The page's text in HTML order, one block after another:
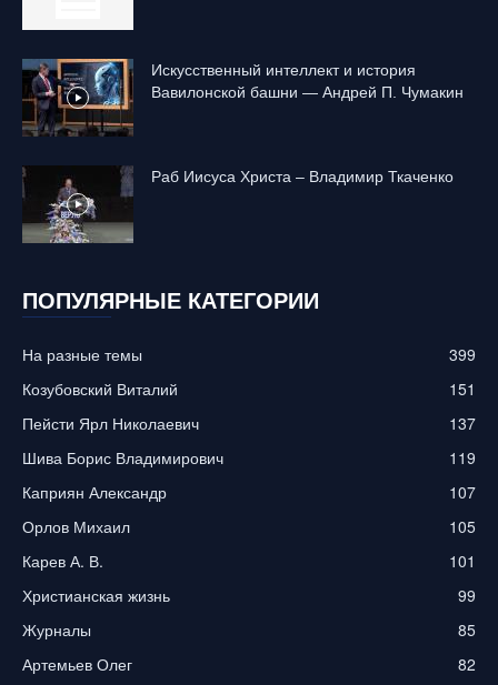
Искусственный интеллект и история
Вавилонской башни — Андрей П. Чумакин
Раб Иисуса Христа – Владимир Ткаченко
ПОПУЛЯРНЫЕ КАТЕГОРИИ
На разные темы
399
Козубовский Виталий
151
Пейсти Ярл Николаевич
137
Шива Борис Владимирович
119
Каприян Александр
107
Орлов Михаил
105
Карев А. В.
101
Христианская жизнь
99
Журналы
85
Артемьев Олег
82